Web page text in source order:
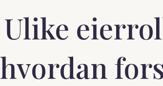
Ulike
hvordan